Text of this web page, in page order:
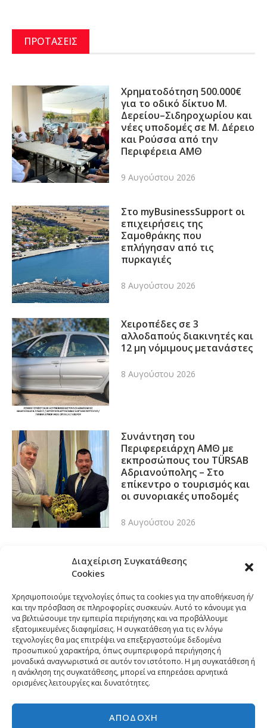
Διαχείριση Συγκατάθεσης
Cookies
Χρησιμοποιούμε τεχνολογίες όπως τα cookies για την αποθήκευση ή/
και την πρόσβαση σε πληροφορίες συσκευών. Αυτό το κάνουμε για
να βελτιώσουμε την εμπειρία περιήγησης και να προβάλλουμε
εξατομικευμένες διαφημίσεις. Η συγκατάθεση για τις εν λόγω
τεχνολογίες θα μας επιτρέψει να επεξεργαστούμε δεδομένα
προσωπικού χαρακτήρα, όπως συμπεριφορά περιήγησης ή
μοναδικά αναγνωριστικά σε αυτόν τον ιστότοπο. Η μη συγκατάθεση ή
η ανάκληση της συγκατάθεσης, μπορεί να επηρεάσει αρνητικά
ορισμένες λειτουργίες και δυνατότητες.
ΑΠΟΔΟΧΉ
ΠΡΟΤΑΣΕΙΣ
Χρηματοδότηση 500.000€
για το οδικό δίκτυο Μ.
Δερείου–Σιδηροχωρίου και
νέες υποδομές σε Μ. Δέρειο
και Ρούσσα από την
Περιφέρεια ΑΜΘ
9 Αυγούστου 2026
Στο myBusinessSupport οι
επιχειρήσεις της
Σαμοθράκης που
επλήγησαν από τις
πυρκαγιές
8 Αυγούστου 2026
Χειροπέδες σε 3
αλλοδαπούς διακινητές και
12 μη νόμιμους μετανάστες
8 Αυγούστου 2026
Συνάντηση του
Περιφερειάρχη ΑΜΘ με
εκπροσώπους του TÜRSAB
Αδριανούπολης – Στο
επίκεντρο ο τουρισμός και
οι συνοριακές υποδομές
8 Αυγούστου 2026